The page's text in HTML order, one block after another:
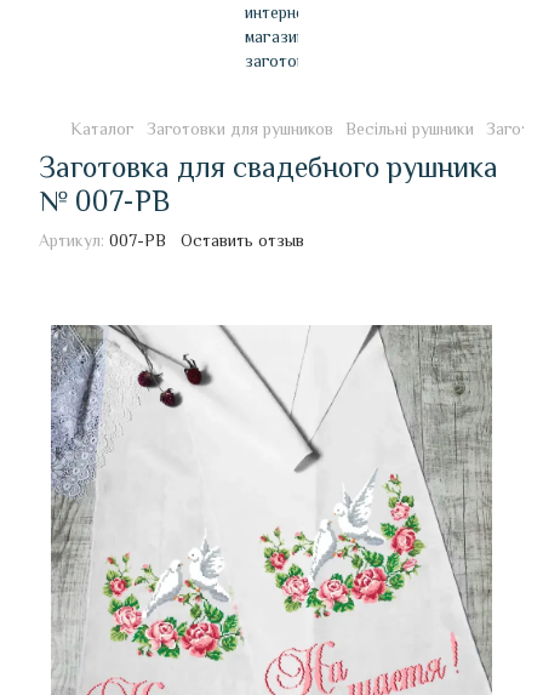
Каталог Заготовки для рушников Весільні рушники
Заготовка для свадебного рушника
№ 007-РВ
Артикул: 007-РВ Оставить отзыв